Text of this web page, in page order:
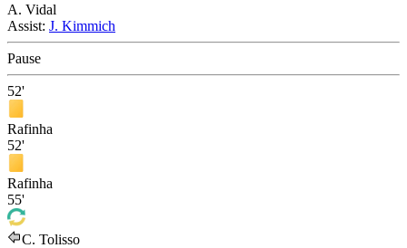
A. Vidal
Assist: J. Kimmich
Pause
52'
Rafinha
52'
Rafinha
55'
C. Tolisso